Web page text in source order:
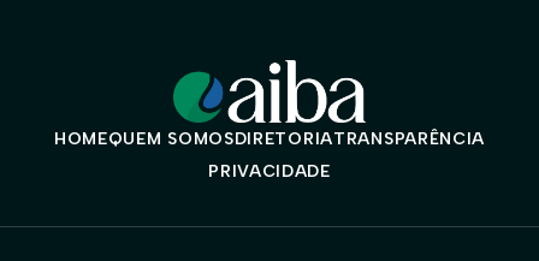
HOMEQUEM SOMOSDIRETORIATRANSPARÊNCIA
PRIVACIDADE